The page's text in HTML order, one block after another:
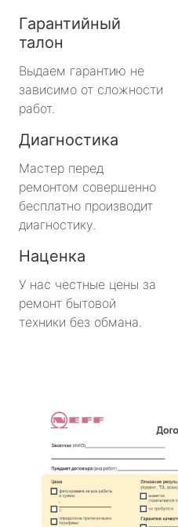
Гарантийный
талон
Выдаем гарантию не
зависимо от сложности
работ.
Диагностика
Мастер перед
ремонтом совершенно
бесплатно производит
диагностику.
Наценка
У нас честные цены за
ремонт бытовой
техники без обмана.